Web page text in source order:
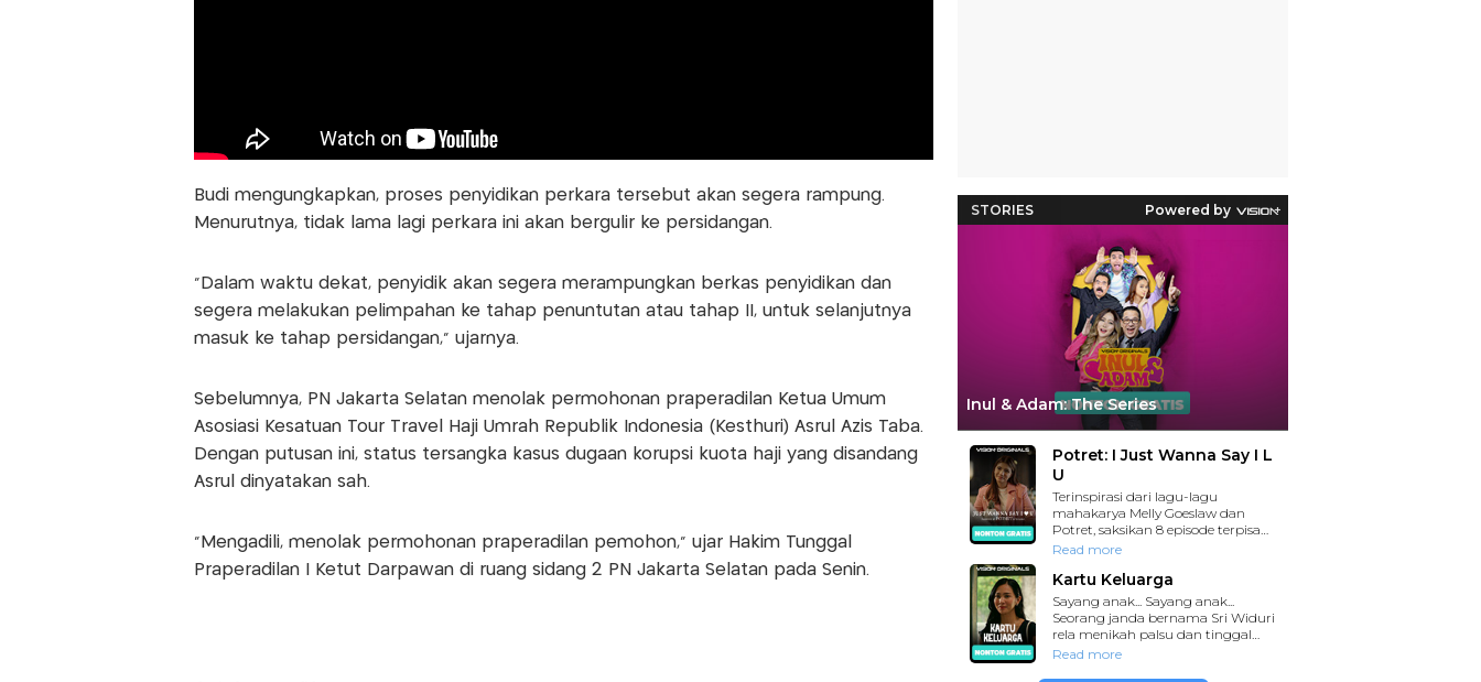
Budi mengungkapkan, proses penyidikan perkara tersebut akan segera rampung.
Menurutnya, tidak lama lagi perkara ini akan bergulir ke persidangan.
"Dalam waktu dekat, penyidik akan segera merampungkan berkas penyidikan dan
segera melakukan pelimpahan ke tahap penuntutan atau tahap II, untuk selanjutnya
masuk ke tahap persidangan," ujarnya.
Sebelumnya, PN Jakarta Selatan menolak permohonan praperadilan Ketua Umum
Asosiasi Kesatuan Tour Travel Haji Umrah Republik Indonesia (Kesthuri) Asrul Azis Taba.
Dengan putusan ini, status tersangka kasus dugaan korupsi kuota haji yang disandang
Asrul dinyatakan sah.
"Mengadili, menolak permohonan praperadilan pemohon," ujar Hakim Tunggal
Praperadilan I Ketut Darpawan di ruang sidang 2 PN Jakarta Selatan pada Senin.